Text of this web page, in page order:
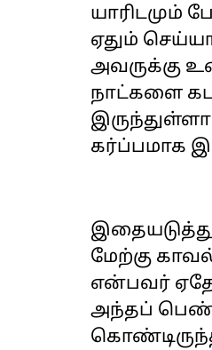
யாரிடமும்
ஏதும்
அவருக்கு
நாட்களை
கர்ப்பமாக
மேற்கு
என்பவர்
அந்தப் பெண்